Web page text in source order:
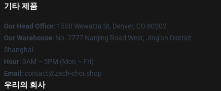
기타 제품
Our Head Office: 1550 Wewatta St, Denver, CO 80202
Our Warehouse: No. 7777 Nanjing Road West, Jing'an District,
Shanghai
Hour: 9AM – 5PM (Mon – Fri)
Email : contact@zach-choi.shop
우리의 회사